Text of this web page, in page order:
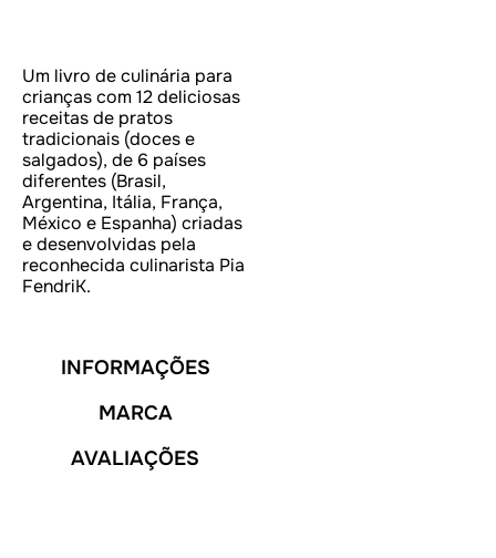
INFORMAÇÕES
MARCA
AVALIAÇÕES
Um livro de culinária para
crianças com 12 deliciosas
receitas de pratos
tradicionais (doces e
salgados), de 6 países
diferentes (Brasil,
Argentina, Itália, França,
México e Espanha) criadas
e desenvolvidas pela
reconhecida culinarista Pia
FendriK.